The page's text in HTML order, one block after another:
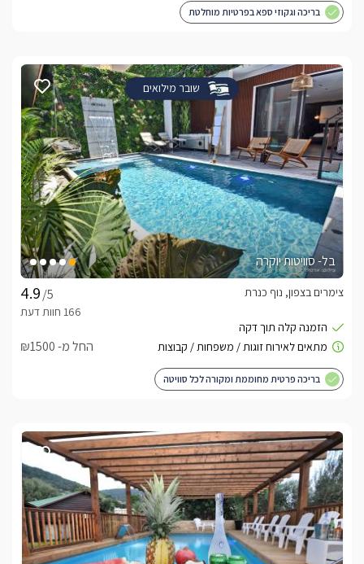
בריכה וגקוזי ספא בפרטיות מוחלטת
שובר מילואים
בל- סוויטות יוקרה
/5
צימרים בצפון, נוף כנרת
החל מ- ₪1500
בריכה פרטית מחוממת ומקורה לכל סוויטה